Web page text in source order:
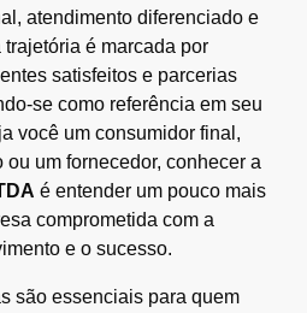
atendimento diferenciado e
é marcada por
satisfeitos e parcerias
se como referência em seu
você um consumidor final,
um fornecedor, conhecer a
é entender um pouco mais
comprometida com a
e o sucesso.
são essenciais para quem